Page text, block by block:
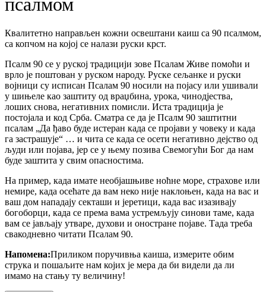
Квалитетно направљен кожни освештани каиш са 90 псалмом,
са копчом на којој се налази руски крст.
Псалм 90 се у руској традицији зове Псалам Живе помоћи и
врло је поштован у руском народу. Руске сељанке и руски
војници су исписан Псалам 90 носили на појасу или ушивали
у шињеле као заштиту од враџбина, урока, чинодјества,
лоших снова, негативних помисли. Иста традиција је
постојала и код Срба. Сматра се да је Псалм 90 заштитни
псалам „Да ђаво буде истеран када се пројави у човеку и када
га застрашује“ … и чита се када се осети негативно дејство од
људи или појава, јер се у њему позива Свемогући Бог да нам
буде заштита у свим опасностима.
На пример, када имате необјашњиве ноћне море, страхове или
немире, када осећате да вам неко није наклоњен, када на вас и
ваш дом нападају секташи и јеретици, када вас изазивају
богоборци, када се према вама устремљују синови таме, када
вам се јављају утваре, духови и оностране појаве. Тада треба
свакодневно читати Псалам 90.
Напомена:Приликом поручивња каиша, измерите обим
струка и пошаљите нам којих је мера да би видели да ли
имамо на стању ту величину!